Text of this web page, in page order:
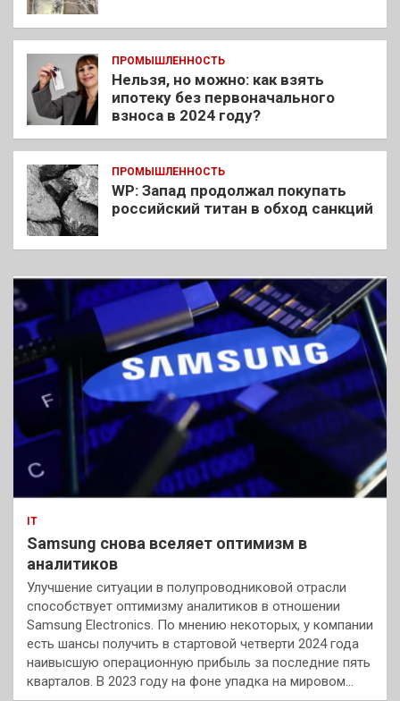
ПРОМЫШЛЕННОСТЬ
Нельзя, но можно: как взять
ипотеку без первоначального
взноса в 2024 году?
ПРОМЫШЛЕННОСТЬ
WP: Запад продолжал покупать
российский титан в обход санкций
IT
Samsung снова вселяет оптимизм в
аналитиков
Улучшение ситуации в полупроводниковой отрасли
способствует оптимизму аналитиков в отношении
Samsung Electronics. По мнению некоторых, у компании
есть шансы получить в стартовой четверти 2024 года
наивысшую операционную прибыль за последние пять
кварталов. В 2023 году на фоне упадка на мировом…